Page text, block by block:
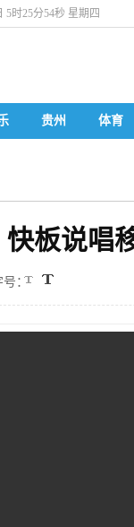
5时25分54秒 星期四
贵州 体育
板说唱
号：